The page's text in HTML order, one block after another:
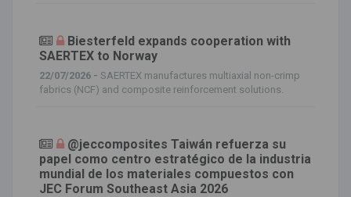
Biesterfeld expands cooperation with
SAERTEX to Norway
22/07/2026 - SAERTEX manufactures multiaxial non-crimp
fabrics (NCF) and composite reinforcement solutions.
@jeccomposites Taiwán refuerza su
papel como centro estratégico de la industria
mundial de los materiales compuestos con
JEC Forum Southeast Asia 2026